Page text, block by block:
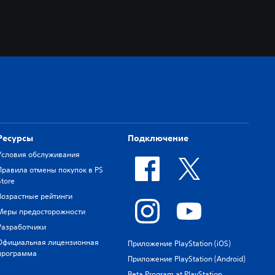
обслуживания
отмены покупок в PS
рейтинги
предосторожности
лицензионная
Подключение
Приложение PlayStation (iOS)
Приложение PlayStation (Android)